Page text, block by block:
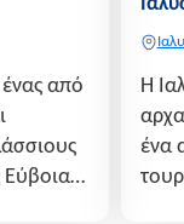
από
Εύβοιας,
Η
ένα